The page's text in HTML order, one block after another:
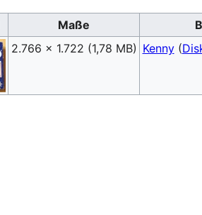
Maße
2.766 × 1.722 (1,78 MB) Kenny (